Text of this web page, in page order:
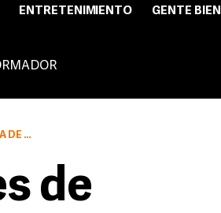
ENTRETENIMIENTO GENTE BIEN
de